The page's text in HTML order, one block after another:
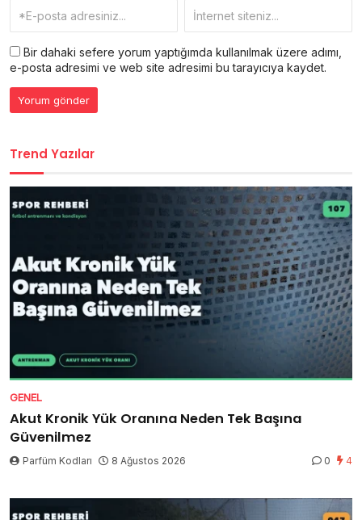
Bir dahaki sefere yorum yaptığımda kullanılmak üzere adımı,
e-posta adresimi ve web site adresimi bu tarayıcıya kaydet.
Trend Yazılar
GENEL
Akut Kronik Yük Oranına Neden Tek Başına
Güvenilmez
Parfüm Kodları 8 Ağustos 2026 0 4